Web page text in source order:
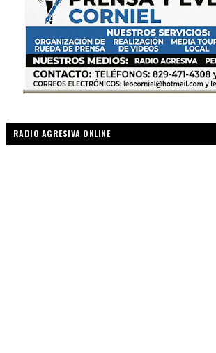
RADIO AGRESIVA ONLINE